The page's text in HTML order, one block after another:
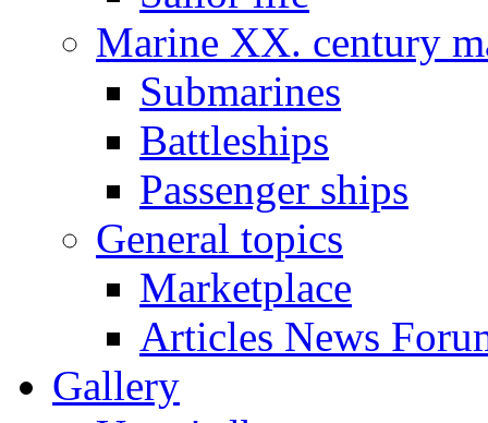
Marine XX. century
Submarines
Battleships
Passenger ships
General topics
Marketplace
Articles News
Gallery